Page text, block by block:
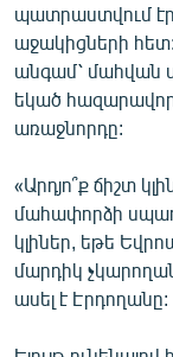
English
Русский
ՀԵՏԵՎԵՔ ՄԵԶ
«Ազատության»
պատրաստվում
աջակիցների հետ:
անգամ՝ մահվան
եկած
առաջնորդը:
«Արդյո՞ք ճիշտ
մահափորձի
կլիներ, եթե
մարդիկ
ասել է Էրդողանը: